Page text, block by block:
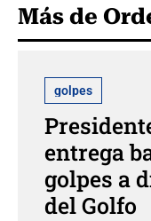
Más de
golpes
entrega
golpes a
del Golfo